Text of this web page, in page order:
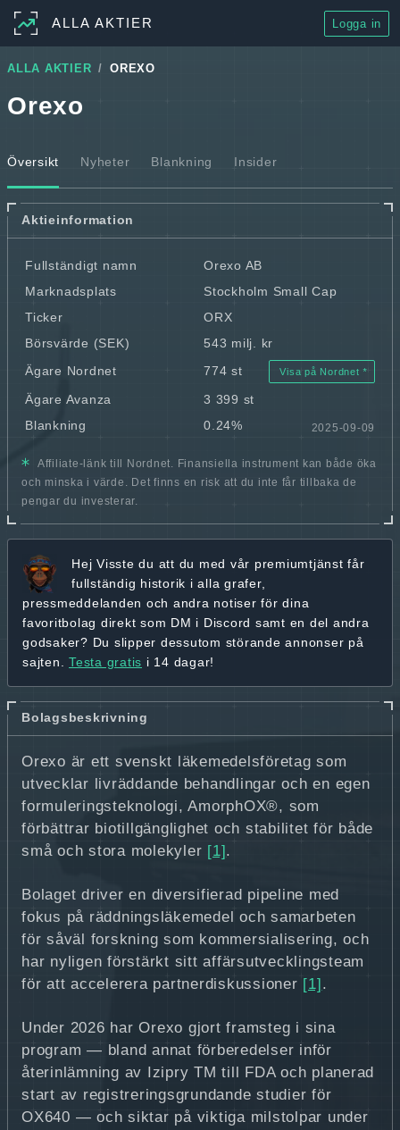
ALLA AKTIER Logga in
ALLA AKTIER OREXO
Orexo
Översikt Nyheter Blankning Insider
Aktieinformation
Fullständigt namn
Orexo AB
Marknadsplats
Stockholm Small Cap
Ticker
ORX
Börsvärde (SEK)
543 milj. kr
Ägare Nordnet
774 st Visa på Nordnet
Ägare Avanza
3 399 st
Blankning
0.24% 2025-09-09
Affiliate-länk till Nordnet. Finansiella instrument kan både öka
och minska i värde. Det finns en risk att du inte får tillbaka de
pengar du investerar.
Hej Visste du att du med vår premiumtjänst får
fullständig historik i alla grafer,
pressmeddelanden och andra notiser för dina
favoritbolag direkt som DM i Discord samt en del andra
godsaker? Du slipper dessutom störande annonser på
sajten. Testa gratis i 14 dagar!
Bolagsbeskrivning
Orexo är ett svenskt läkemedelsföretag som
utvecklar livräddande behandlingar och en egen
formuleringsteknologi, AmorphOX®, som
förbättrar biotillgänglighet och stabilitet för både
små och stora molekyler [1] .
Bolaget driver en diversifierad pipeline med
fokus på räddningsläkemedel och samarbeten
för såväl forskning som kommersialisering, och
har nyligen förstärkt sitt affärsutvecklingsteam
för att accelerera partnerdiskussioner [1] .
Under 2026 har Orexo gjort framsteg i sina
program — bland annat förberedelser inför
återinlämning av Izipry TM till FDA och planerad
start av registreringsgrundande studier för
OX640 — och siktar på viktiga milstolpar under